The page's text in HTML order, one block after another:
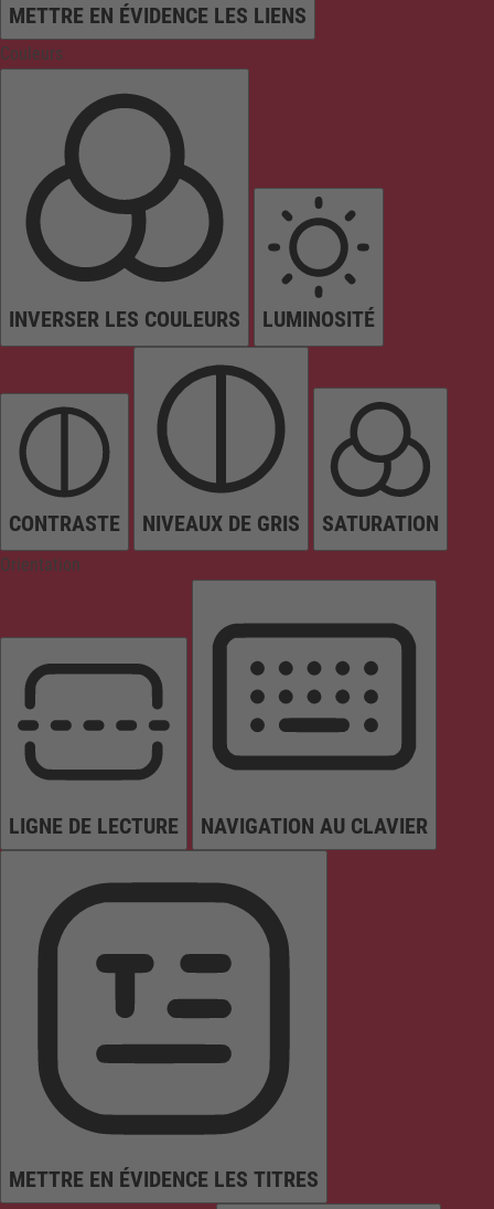
METTRE EN ÉVIDENCE LES LIENS
Couleurs
INVERSER LES COULEURS LUMINOSITÉ
CONTRASTE NIVEAUX DE GRIS SATURATION
Orientation
LIGNE DE LECTURE NAVIGATION AU CLAVIER
METTRE EN ÉVIDENCE LES TITRES